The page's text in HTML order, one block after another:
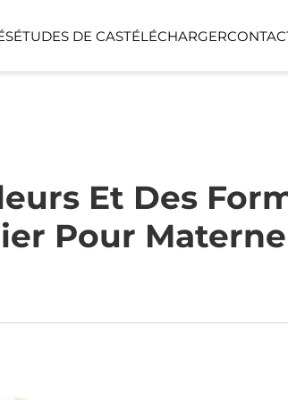
ÉTUDES DE CASTÉLÉCHARGER
Et Des
Pour